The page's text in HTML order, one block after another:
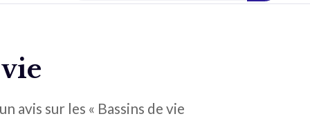
avis sur les « Bassins de vie